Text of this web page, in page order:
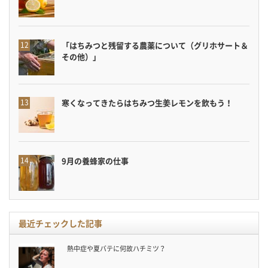
「はちみつと残留する農薬について（グリホサート＆
その他）」
寒くなってきたらはちみつ生姜レモンを飲もう！
9月の養蜂家の仕事
最近チェックした記事
熱中症や夏バテに何故ハチミツ？